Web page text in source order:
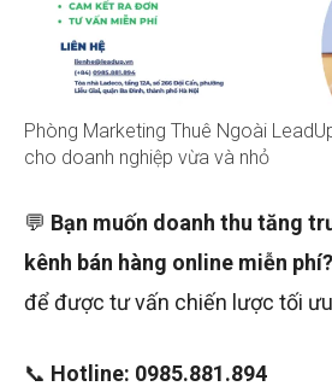
Phòng Marketing Thuê Ngoài
cho doanh nghiệp vừa và nhỏ
💬 Bạn muốn doanh thu tăng
kênh bán hàng online miễn phí?
để được tư vấn chiến lược tối
📞 Hotline: 0985.881.894